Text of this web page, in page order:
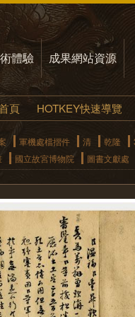
體驗 成果網站資源
頁 HOTKEY快速導覽
軍機處檔摺件 清 乾隆
國立故宮博物院 圖書文獻處